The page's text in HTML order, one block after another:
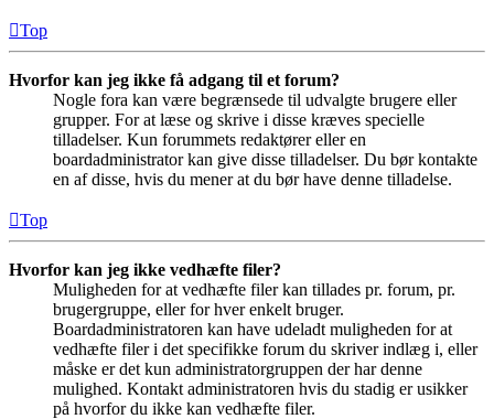
Top
Hvorfor kan jeg ikke få adgang til et forum?
Nogle fora kan være begrænsede til udvalgte brugere eller
grupper. For at læse og skrive i disse kræves specielle
tilladelser. Kun forummets redaktører eller en
boardadministrator kan give disse tilladelser. Du bør kontakte
en af disse, hvis du mener at du bør have denne tilladelse.
Top
Hvorfor kan jeg ikke vedhæfte filer?
Muligheden for at vedhæfte filer kan tillades pr. forum, pr.
brugergruppe, eller for hver enkelt bruger.
Boardadministratoren kan have udeladt muligheden for at
vedhæfte filer i det specifikke forum du skriver indlæg i, eller
måske er det kun administratorgruppen der har denne
mulighed. Kontakt administratoren hvis du stadig er usikker
på hvorfor du ikke kan vedhæfte filer.